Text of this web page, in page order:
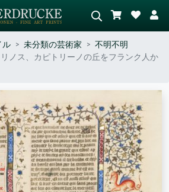
派、北
油絵、木のそばの立ち姿のヌー
ド。
ル 未分類の芸術家
不明不明
ノス、カピトリーノの丘をフランク人か